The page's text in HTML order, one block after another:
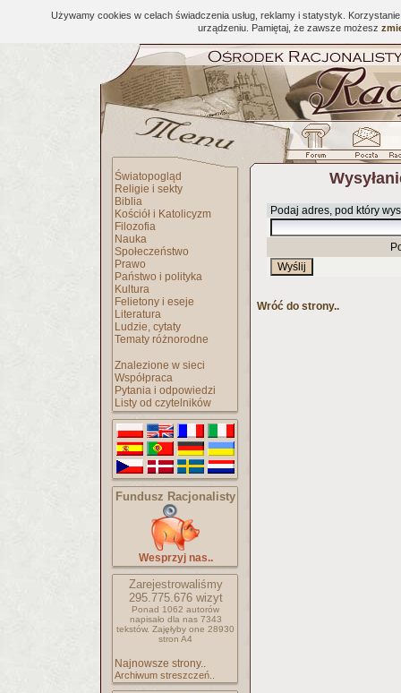
Używamy cookies w celach świadczenia usług, reklamy i statystyk.
urządzeniu. Pamiętaj, że zawsze możesz
Światopogląd
Religie i sekty
Biblia
Kościół i Katolicyzm
Filozofia
Nauka
Społeczeństwo
Prawo
Państwo i polityka
Kultura
Felietony i eseje
Literatura
Ludzie, cytaty
Tematy różnorodne
Znalezione w sieci
Współpraca
Pytania i odpowiedzi
Listy od czytelników
Fundusz Racjonalisty
Wesprzyj nas..
Zarejestrowaliśmy
295.775.676wizyt
Ponad 1062 autorów
napisało dla nas 7343
tekstów. Zajęłyby one 28930
stron A4
Najnowsze strony..
Archiwum streszczeń..
Podaj adres, pod który
Wróć do strony..